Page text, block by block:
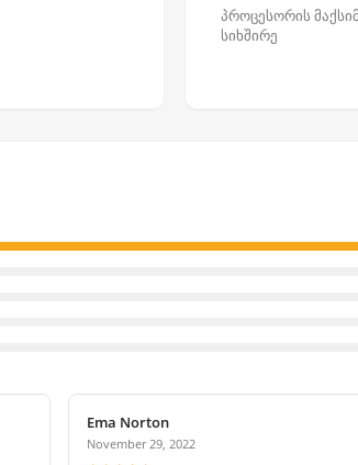
პროცესორის
სიხშირე
Ema Norton
November 29, 2022